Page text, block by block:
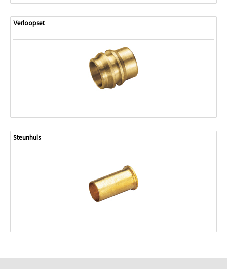
Verloopset
Steunhuls